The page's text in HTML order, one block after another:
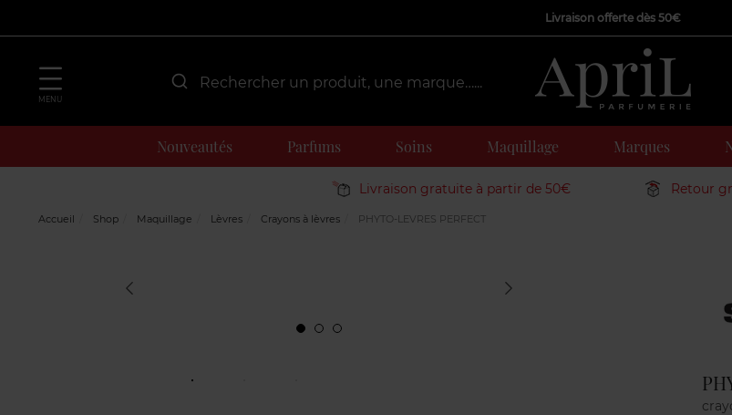
Livraison offerte dès 50€
MENU
Nouveautés Parfums Soins Maquillage Marques
Livraison gratuite à partir de 50€ Retour
Accueil Shop Maquillage Lèvres Crayons à lèvres PHYTO-LEVRES PERFECT